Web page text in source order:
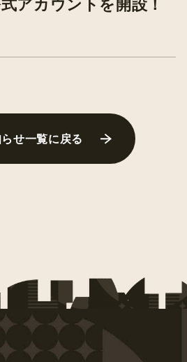
アカウントを開設！
せ一覧に戻る